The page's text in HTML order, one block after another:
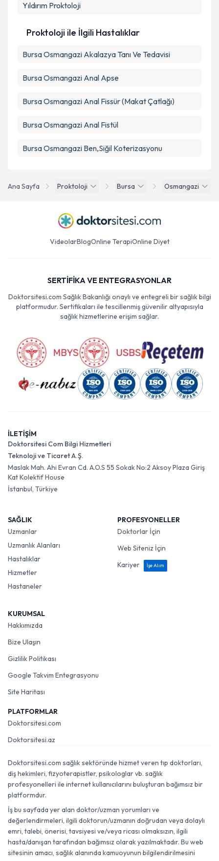
Ana Sayfa Proktoloji Bursa Osmangazi
Yıldırım Proktoloji
Proktoloji ile İlgili Hastalıklar
Bursa Osmangazi Akalazya Tanı Ve Tedavisi
Bursa Osmangazi Anal Apse
Bursa Osmangazi Anal Fissür (Makat Çatlağı)
Bursa Osmangazi Anal Fistül
Bursa Osmangazi Ben,Siğil Koterizasyonu
VideolarBlogOnline TerapiOnline Diyet
SERTİFİKA VE ENTEGRASYONLAR
Doktorsitesi.com Sağlık Bakanlığı onaylı ve entegreli bir sağlık bilgi
platformudur. Sertifikaları ile tescillenmiş güvenilir altyapısıyla
sağlık hizmetlerine erişim sağlar.
İLETİŞİM
Doktorsitesi Com Bilgi Hizmetleri
Teknoloji ve Ticaret A.Ş.
Maslak Mah. Ahi Evran Cd. A.O.S 55 Sokak No:2 Aksoy Plaza Giriş
Kat Kolektif House
İstanbul, Türkiye
SAĞLIK
Uzmanlar
Uzmanlık Alanları
Hastalıklar
Hizmetler
Hastaneler
PROFESYONELLER
Doktorlar İçin
Web Siteniz İçin
Kariyer
İşe Alım
KURUMSAL
Hakkımızda
Bize Ulaşın
Gizlilik Politikası
Google Takvim Entegrasyonu
Site Haritası
PLATFORMLAR
Doktorsitesi.com
Doktorsitesi.az
Doktorsitesi.com sağlık sektöründe hizmet veren tıp doktorları,
diş hekimleri, fizyoterapistler, psikologlar vb. sağlık
profesyonelleri ile internet kullanıcılarını buluşturan bağımsız bir
platformdur.
İş bu sayfada yer alan doktor/uzman yorumları ve
değerlendirmeleri, ilgili doktorun/uzmanın doğrudan veya dolaylı
emri, talebi, önerisi, tavsiyesi ve/veya ricası olmaksızın, ilgili
hasta/danışan tarafından bağımsız olarak yazılmaktadır. Bu web
sitesinin amacı, sağlık alanında kamuoyunun bilgilendirilmesini